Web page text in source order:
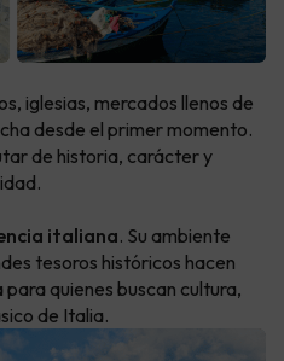
iglesias, mercados llenos de
desde el primer momento.
de historia, carácter y
italiana. Su ambiente
tesoros históricos hacen
quienes buscan cultura,
de Italia.